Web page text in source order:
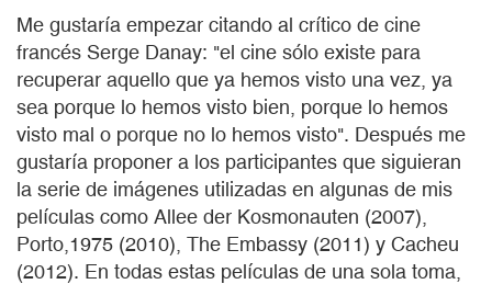
Me gustaría empezar citando al crítico de cine
francés Serge Danay: "el cine sólo existe para
recuperar aquello que ya hemos visto una vez, ya
sea porque lo hemos visto bien, porque lo hemos
visto mal o porque no lo hemos visto". Después me
gustaría proponer a los participantes que siguieran
la serie de imágenes utilizadas en algunas de mis
películas como Allee der Kosmonauten (2007),
Porto,1975 (2010), The Embassy (2011) y Cacheu
(2012). En todas estas películas de una sola toma,